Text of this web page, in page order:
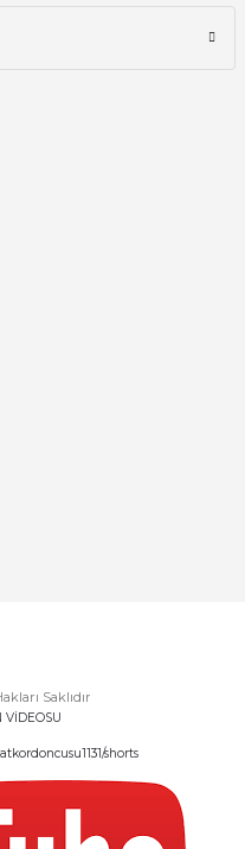
Saklıdır
VİDEOSU
shorts